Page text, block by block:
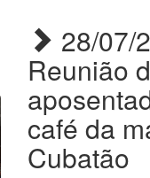
28/07/
Reunião
café da
Cubatão